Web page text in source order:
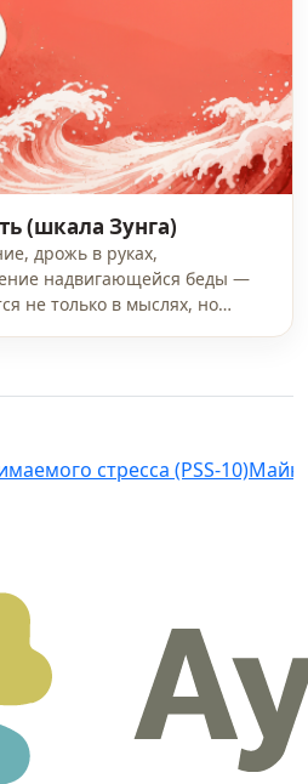
(шкала Зунга)
дрожь в руках,
надвигающейся беды —
не только в мыслях, но…
стресса (PSS-10)